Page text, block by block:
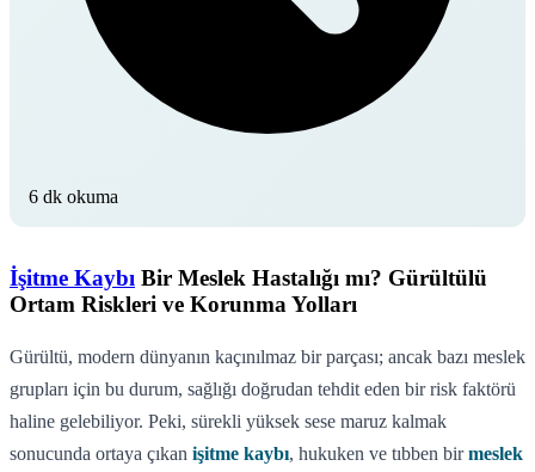
6 dk okuma
İşitme Kaybı Bir Meslek Hastalığı mı? Gürültülü
Ortam Riskleri ve Korunma Yolları
Gürültü, modern dünyanın kaçınılmaz bir parçası; ancak bazı meslek
grupları için bu durum, sağlığı doğrudan tehdit eden bir risk faktörü
haline gelebiliyor. Peki, sürekli yüksek sese maruz kalmak
sonucunda ortaya çıkan işitme kaybı, hukuken ve tıbben birmeslek